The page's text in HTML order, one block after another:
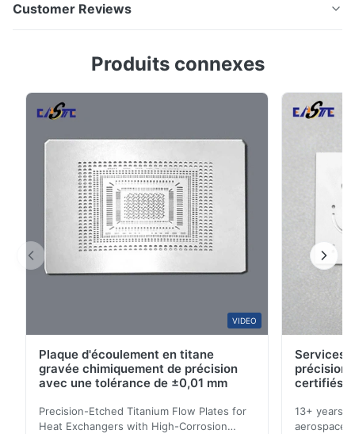
chimique de précision personnalisés Vue d' ensemble
spécialisée dans la fabrication de disques encodeurs à
systèmes de contrôle de mouvement.Notre
Customer Reviews
Based on 50 reviews recently
100%
Oct 28.2025
Pretty good. I recommend it.
Produits connexes
VIDEO
Plaque d'écoulement en titane
gravée chimiquement de précision
avec une tolérance de ±0,01 mm
Precision-Etched Titanium Flow Plates for
Heat Exchangers with High-Corrosion
Services
précision
certifiés
13+ years
aerospace,